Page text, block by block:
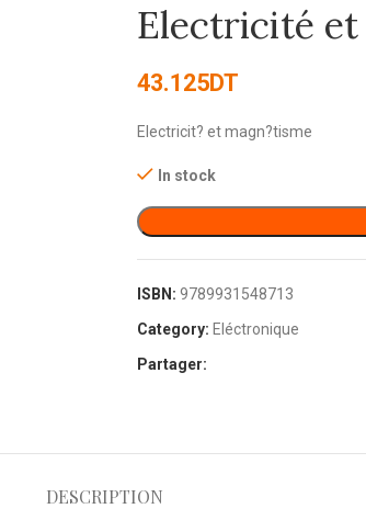
Electricité et
43.125DT
Electricit? et magn?tisme
In stock
ISBN: 9789931548713
Category: Eléctronique
Partager:
DESCRIPTION